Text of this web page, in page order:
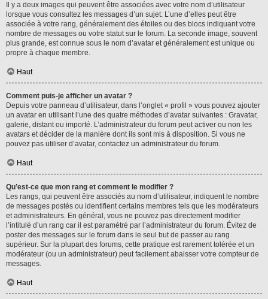
Il y a deux images qui peuvent être associées avec votre nom d’utilisateur
lorsque vous consultez les messages d’un sujet. L’une d’elles peut être
associée à votre rang, généralement des étoiles ou des blocs indiquant votre
nombre de messages ou votre statut sur le forum. La seconde image, souvent
plus grande, est connue sous le nom d’avatar et généralement est unique ou
propre à chaque membre.
Haut
Comment puis-je afficher un avatar ?
Depuis votre panneau d’utilisateur, dans l’onglet « profil » vous pouvez ajouter
un avatar en utilisant l’une des quatre méthodes d’avatar suivantes : Gravatar,
galerie, distant ou importé. L’administrateur du forum peut activer ou non les
avatars et décider de la manière dont ils sont mis à disposition. Si vous ne
pouvez pas utiliser d’avatar, contactez un administrateur du forum.
Haut
Qu’est-ce que mon rang et comment le modifier ?
Les rangs, qui peuvent être associés au nom d’utilisateur, indiquent le nombre
de messages postés ou identifient certains membres tels que les modérateurs
et administrateurs. En général, vous ne pouvez pas directement modifier
l’intitulé d’un rang car il est paramétré par l’administrateur du forum. Évitez de
poster des messages sur le forum dans le seul but de passer au rang
supérieur. Sur la plupart des forums, cette pratique est rarement tolérée et un
modérateur (ou un administrateur) peut facilement abaisser votre compteur de
messages.
Haut